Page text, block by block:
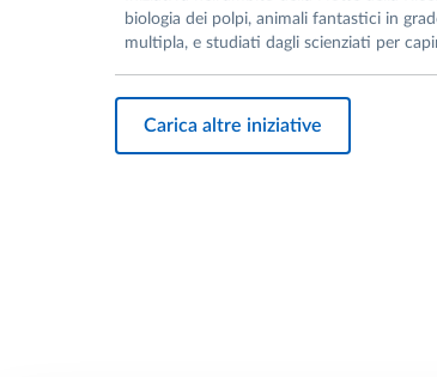
biologia dei polpi, animali fantastici in
multipla, e studiati dagli scienziati per
Carica altre iniziative